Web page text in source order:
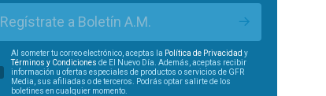
Regístrate a Boletín A.M.
Al someter tu correo electrónico, aceptas la Política de Privacidad y
Términos y Condiciones de El Nuevo Día. Además, aceptas recibir
información u ofertas especiales de productos o servicios de GFR
Media, sus afiliadas o de terceros. Podrás optar salirte de los
boletines en cualquier momento.